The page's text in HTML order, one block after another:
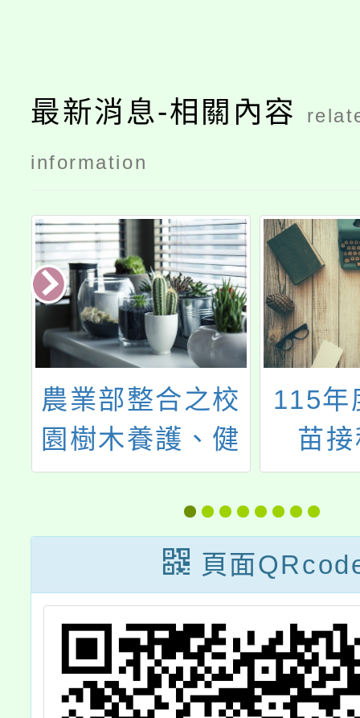
最新消息-相關內容
information
農業部整合之校
園樹木養護、健
康檢查與疫病防
治資訊與諮詢窗
口資料
115年
苗
頁面